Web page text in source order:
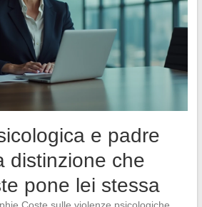
e padre
distinzione che
pone lei stessa